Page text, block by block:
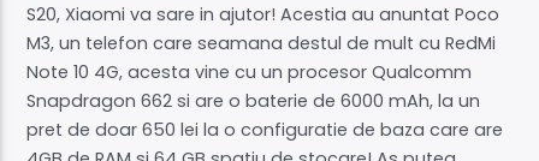
S20, Xiaomi va sare in ajutor! Acestia au anuntat Poco
M3, un telefon care seamana destul de mult cu RedMi
Note 10 4G, acesta vine cu un procesor Qualcomm
Snapdragon 662 si are o baterie de 6000 mAh, la un
pret de doar 650 lei la o configuratie de baza care are